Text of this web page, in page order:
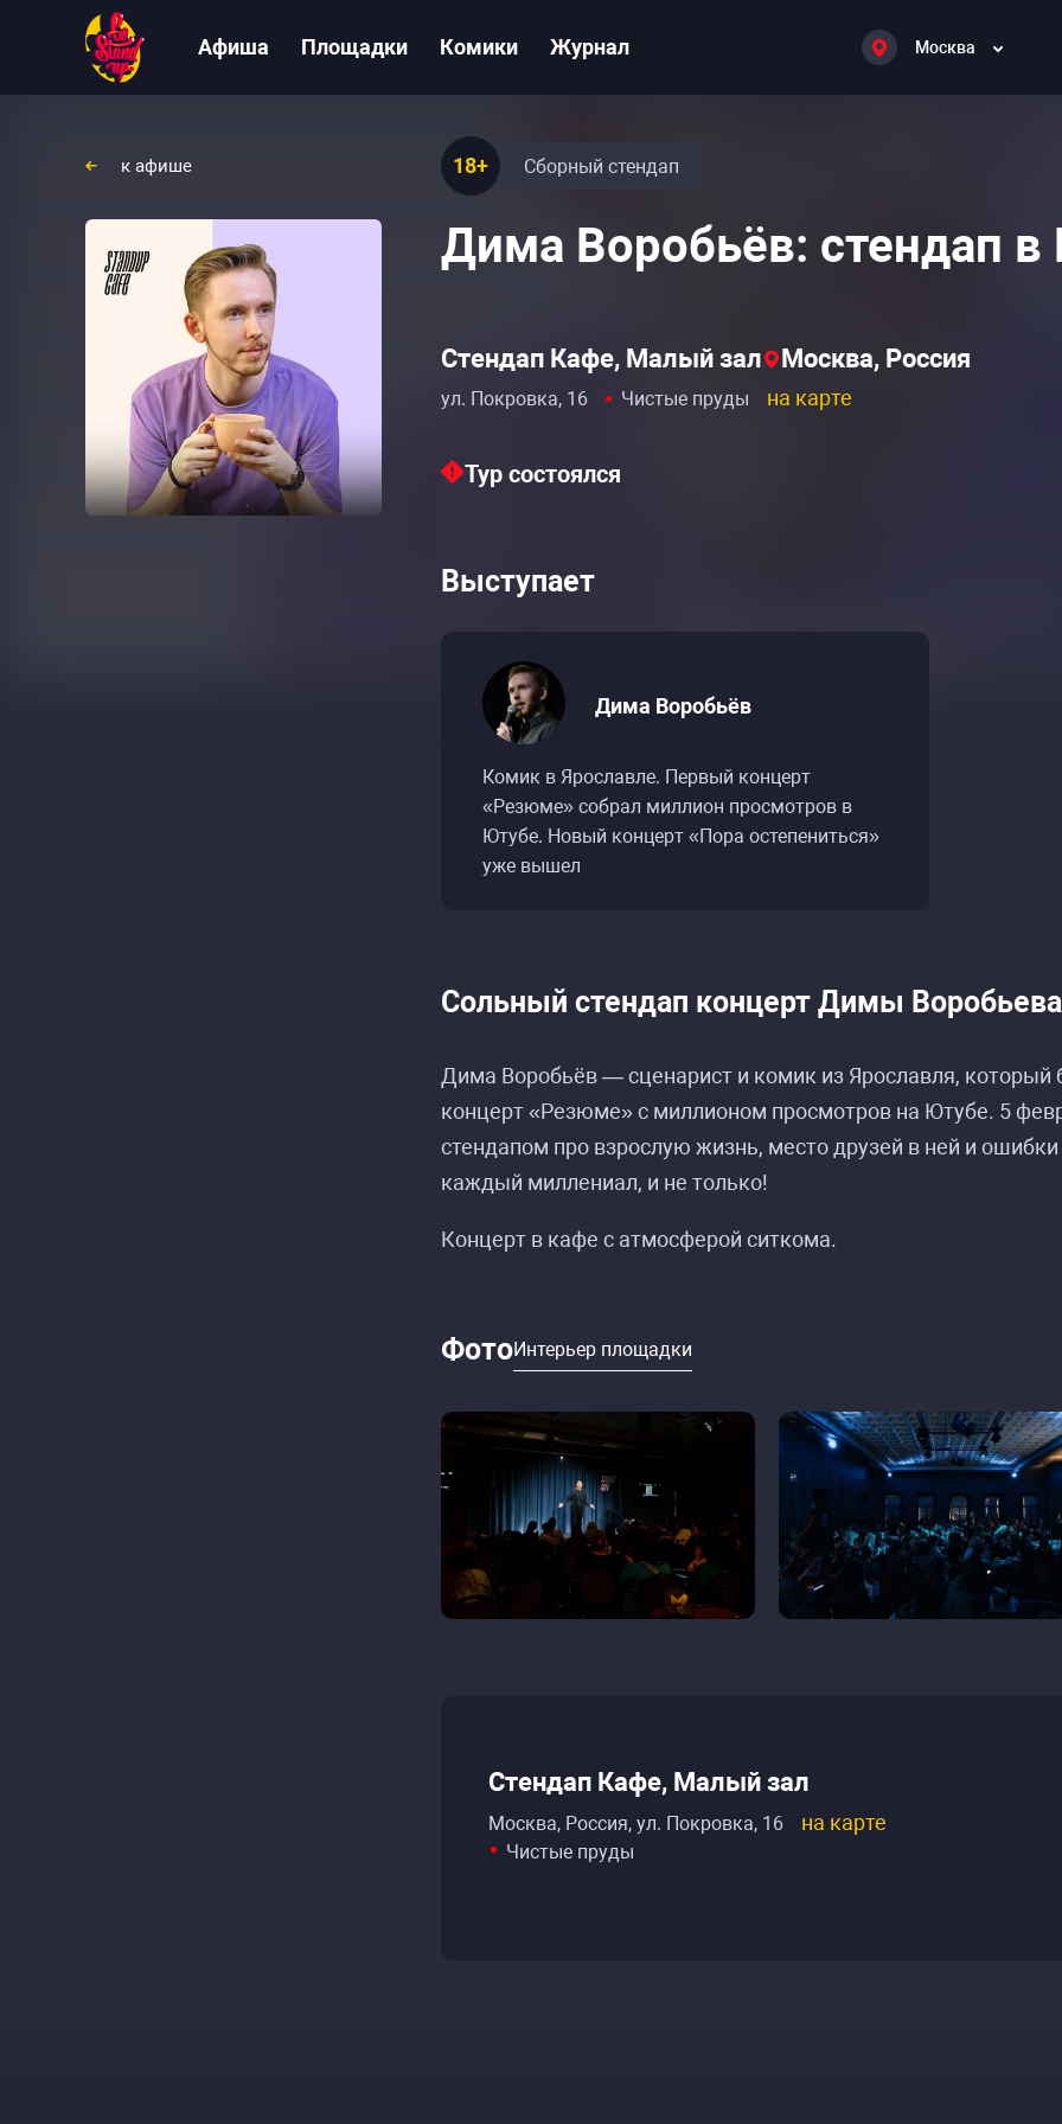
Афиша Площадки Комики Журнал Москва
к афише 18+ Сборный стендап
Дима Воробьёв: стендап
Стендап Кафе, Малый зал Москва, Россия
ул. Покровка, 16 Чистые пруды на карте
Тур состоялся
Выступает
Дима Воробьёв
Комик в Ярославле. Первый концерт
«Резюме» собрал миллион просмотров в
Ютубе. Новый концерт «Пора остепениться»
уже вышел
Сольный стендап концерт Димы Воробьева
Дима Воробьёв — сценарист и комик из Ярославля, который
концерт «Резюме» с миллионом просмотров на Ютубе. 5
стендапом про взрослую жизнь, место друзей в ней и
каждый миллениал, и не только!
Концерт в кафе с атмосферой ситкома.
ФотоИнтерьер площадки
Стендап Кафе, Малый зал
Москва, Россия, ул. Покровка, 16 на карте
Чистые пруды